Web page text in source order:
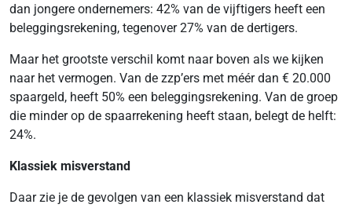
dan jongere ondernemers: 42% van de vijftigers heeft een
beleggingsrekening, tegenover 27% van de dertigers.
Maar het grootste verschil komt naar boven als we kijken
naar het vermogen. Van de zzp’ers met méér dan € 20.000
spaargeld, heeft 50% een beleggingsrekening. Van de groep
die minder op de spaarrekening heeft staan, belegt de helft:
24%.
Klassiek misverstand
Daar zie je de gevolgen van een klassiek misverstand dat